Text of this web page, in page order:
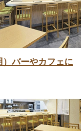
バーやカフェに